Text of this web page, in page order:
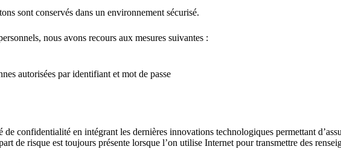
sont conservés dans un environnement sécurisé.
nous avons recours aux mesures suivantes :
autorisées par identifiant et mot de passe
confidentialité en intégrant les dernières innovations technologiques permettant
de risque est toujours présente lorsque l’on utilise Internet pour transmettre des